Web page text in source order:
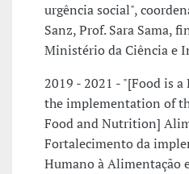
urgência social",
Sanz, Prof. Sara Sama,
Ministério da Ciência e
2019 - 2021 - "[Food is
the implementation of
Food and Nutrition]
Fortalecimento da
Humano à Alimentação